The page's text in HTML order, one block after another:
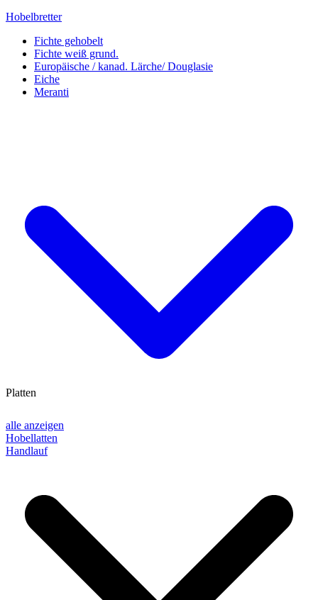
Hobelbretter
Fichte gehobelt
Fichte weiß grund.
Europäische / kanad. Lärche/ Douglasie
Eiche
Meranti
alle anzeigen
Hobellatten
Handlauf
Platten